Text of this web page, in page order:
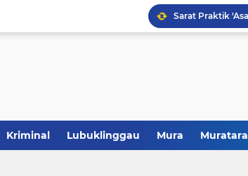
Kriminal Lubuklinggau Mura Muratara